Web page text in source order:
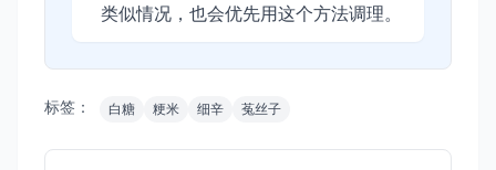
类似情况，也会优先用这个方法调理。
标签： 白糖 粳米 细辛 菟丝子